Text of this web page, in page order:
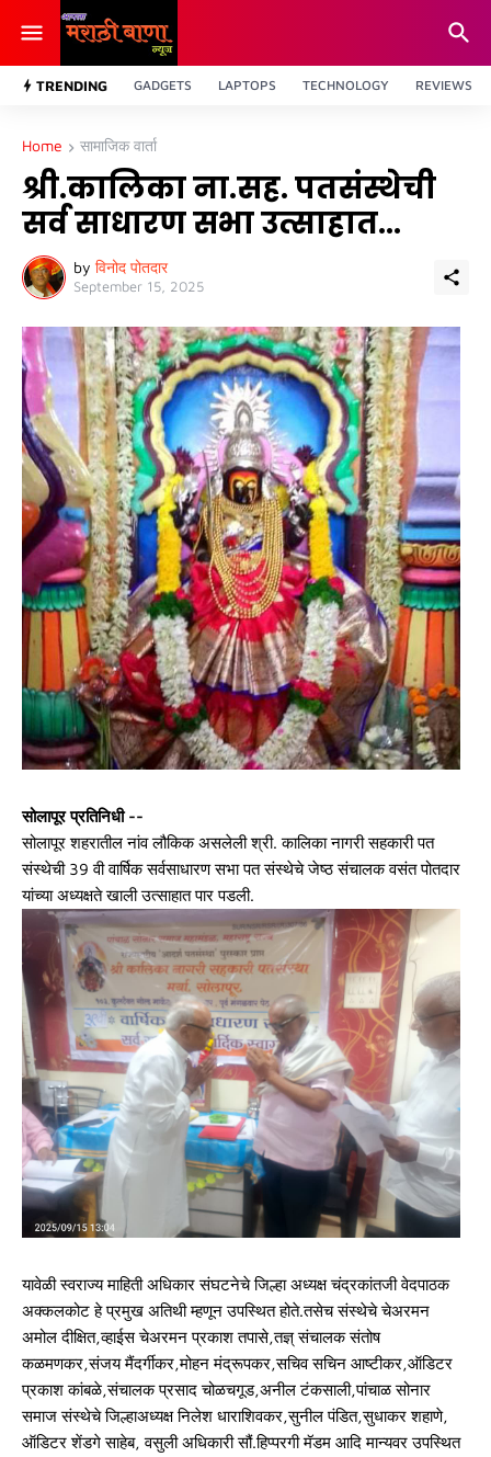
TRENDING GADGETS LAPTOPS TECHNOLOGY REVIEWS
Home सामाजिक वार्ता
श्री.कालिका ना.सह. पतसंस्थेची
सर्व साधारण सभा उत्साहात...
by विनोद पोतदार
September 15, 2025
सोलापूर प्रतिनिधी --
सोलापूर शहरातील नांव लौकिक असलेली श्री. कालिका नागरी सहकारी पत
संस्थेची 39 वी वार्षिक सर्वसाधारण सभा पत संस्थेचे जेष्ठ संचालक वसंत पोतदार
यांच्या अध्यक्षते खाली उत्साहात पार पडली.
यावेळी स्वराज्य माहिती अधिकार संघटनेचे जिल्हा अध्यक्ष चंद्रकांतजी वेदपाठक
अक्कलकोट हे प्रमुख अतिथी म्हणून उपस्थित होते.तसेच संस्थेचे चेअरमन
अमोल दीक्षित,व्हाईस चेअरमन प्रकाश तपासे,तज्ञ् संचालक संतोष
कळमणकर,संजय मैंदर्गीकर,मोहन मंद्रूपकर,सचिव सचिन आष्टीकर,ऑडिटर
प्रकाश कांबळे,संचालक प्रसाद चोळचगूड,अनील टंकसाली,पांचाळ सोनार
समाज संस्थेचे जिल्हाअध्यक्ष निलेश धाराशिवकर,सुनील पंडित,सुधाकर शहाणे,
ऑडिटर शेंडगे साहेब, वसुली अधिकारी सौं.हिप्परगी मॅडम आदि मान्यवर उपस्थित